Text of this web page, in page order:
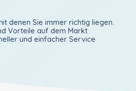
denen Sie immer richtig liegen.
Vorteile auf dem Markt
und einfacher Service